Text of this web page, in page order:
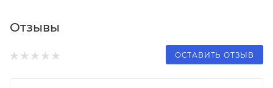
Отзывы
ОСТАВИТЬ ОТЗЫВ